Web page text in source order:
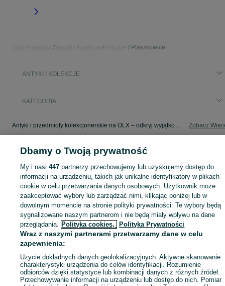
Ptaszkowice
ANTYKI I KOLEKCJE
KATEGORIA
Antyki i przedmioty kolekcjonerskie na OLX – odkryj wyjątkowe oferty antyków i rzadkich przedmiotów. Sprawdź unikalne kolekcje! Ptaszkowice i okolice. Zobacz
Mapa kategorii
Mapa ministron
Popularne wyszukiwania
Dbamy o Twoją prywatność
My i nasi447 partnerzy przechowujemy lub uzyskujemy dostęp do
informacji na urządzeniu, takich jak unikalne identyfikatory w plikach
cookie w celu przetwarzania danych osobowych. Użytkownik może
zaakceptować wybory lub zarządzać nimi, klikając poniżej lub w
dowolnym momencie na stronie polityki prywatności. Te wybory będą
sygnalizowane naszym partnerom i nie będą miały wpływu na dane
przeglądania. Polityka cookies, Polityka Prywatności
Wraz z naszymi partnerami przetwarzamy dane w celu
zapewnienia:
Użycie dokładnych danych geolokalizacyjnych. Aktywne skanowanie
charakterystyki urządzenia do celów identyfikacji. Rozumienie
odbiorców dzięki statystyce lub kombinacji danych z różnych źródeł.
Przechowywanie informacji na urządzeniu lub dostęp do nich. Pomiar